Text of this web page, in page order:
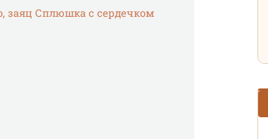
заяц Сплюшка с сердечком